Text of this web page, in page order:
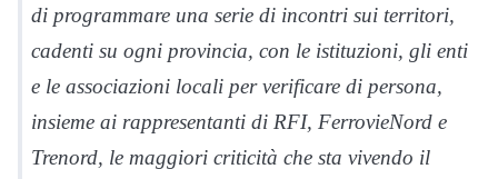
di programmare una serie di incontri sui territori,
cadenti su ogni provincia, con le istituzioni, gli enti
e le associazioni locali per verificare di persona,
insieme ai rappresentanti di RFI, FerrovieNord e
Trenord, le maggiori criticità che sta vivendo il